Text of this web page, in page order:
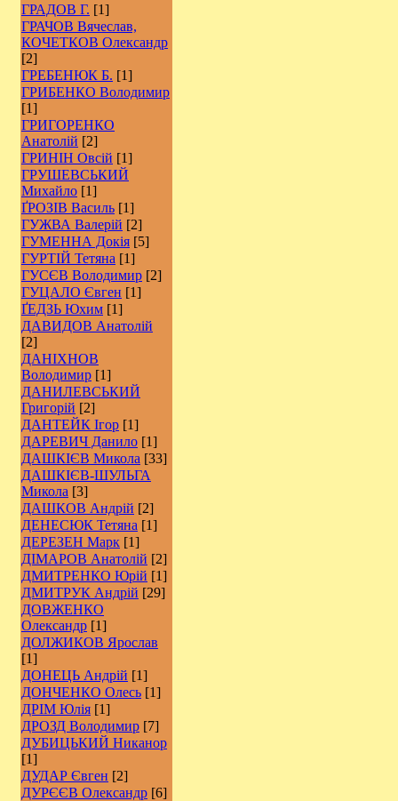
ГРАДОВ Г. [1]
ГРАЧОВ Вячеслав,
КОЧЕТКОВ Олександр
[2]
ГРЕБЕНЮК Б. [1]
ГРИБЕНКО Володимир
[1]
ГРИГОРЕНКО
Анатолій [2]
ГРИНІН Овсій [1]
ГРУШЕВСЬКИЙ
Михайло [1]
ҐРОЗІВ Василь [1]
ГУЖВА Валерій [2]
ГУМЕННА Докія [5]
ГУРТІЙ Тетяна [1]
ГУСЄВ Володимир [2]
ГУЦАЛО Євген [1]
ҐЕДЗЬ Юхим [1]
ДАВИДОВ Анатолій
[2]
ДАНІХНОВ
Володимир [1]
ДАНИЛЕВСЬКИЙ
Григорій [2]
ДАНТЕЙК Ігор [1]
ДАРЕВИЧ Данило [1]
ДАШКІЄВ Микола [33]
ДАШКІЄВ-ШУЛЬГА
Микола [3]
ДАШКОВ Андрій [2]
ДЕНЕСЮК Тетяна [1]
ДЕРЕЗЕН Марк [1]
ДІМАРОВ Анатолій [2]
ДМИТРЕНКО Юрій [1]
ДМИТРУК Андрій [29]
ДОВЖЕНКО
Олександр [1]
ДОЛЖИКОВ Ярослав
[1]
ДОНЕЦЬ Андрій [1]
ДОНЧЕНКО Олесь [1]
ДРІМ Юлія [1]
ДРОЗД Володимир [7]
ДУБИЦЬКИЙ Никанор
[1]
ДУДАР Євген [2]
ДУРЄЄВ Олександр [6]